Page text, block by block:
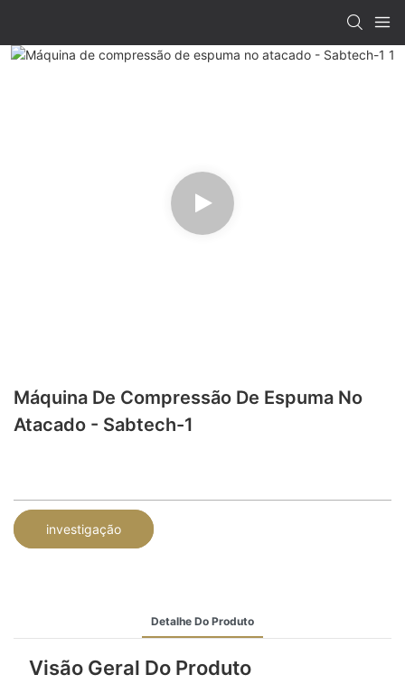
Máquina De Compressão De Espuma No
Atacado - Sabtech-1
investigação
Detalhe Do Produto
Visão Geral Do Produto